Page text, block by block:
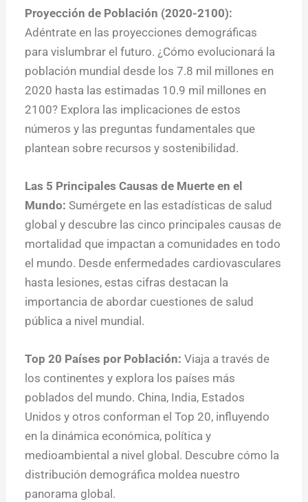
Proyección de Población (2020-2100):
Adéntrate en las proyecciones demográficas
para vislumbrar el futuro. ¿Cómo evolucionará la
población mundial desde los 7.8 mil millones en
2020 hasta las estimadas 10.9 mil millones en
2100? Explora las implicaciones de estos
números y las preguntas fundamentales que
plantean sobre recursos y sostenibilidad.
Las 5 Principales Causas de Muerte en el
Mundo: Sumérgete en las estadísticas de salud
global y descubre las cinco principales causas de
mortalidad que impactan a comunidades en todo
el mundo. Desde enfermedades cardiovasculares
hasta lesiones, estas cifras destacan la
importancia de abordar cuestiones de salud
pública a nivel mundial.
Top 20 Países por Población: Viaja a través de
los continentes y explora los países más
poblados del mundo. China, India, Estados
Unidos y otros conforman el Top 20, influyendo
en la dinámica económica, política y
medioambiental a nivel global. Descubre cómo la
distribución demográfica moldea nuestro
panorama global.